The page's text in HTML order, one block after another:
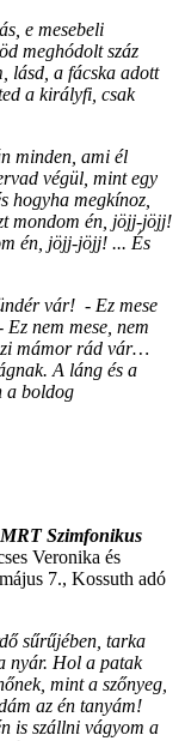
e mesebeli
meghódolt száz
lásd, a fácska adott
a királyfi, csak
minden, ami él
végül, mint egy
hogyha megkínoz,
mondom én, jöjj-jöjj!
én, jöjj-jöjj! ... És
vár! - Ez mese
nem mese, nem
mámor rád vár…
A láng és a
a boldog
Szimfonikus
Veronika és
7., Kossuth adó
sűrűjében, tarka
nyár. Hol a patak
mint a szőnyeg,
az én tanyám!
is szállni vágyom a